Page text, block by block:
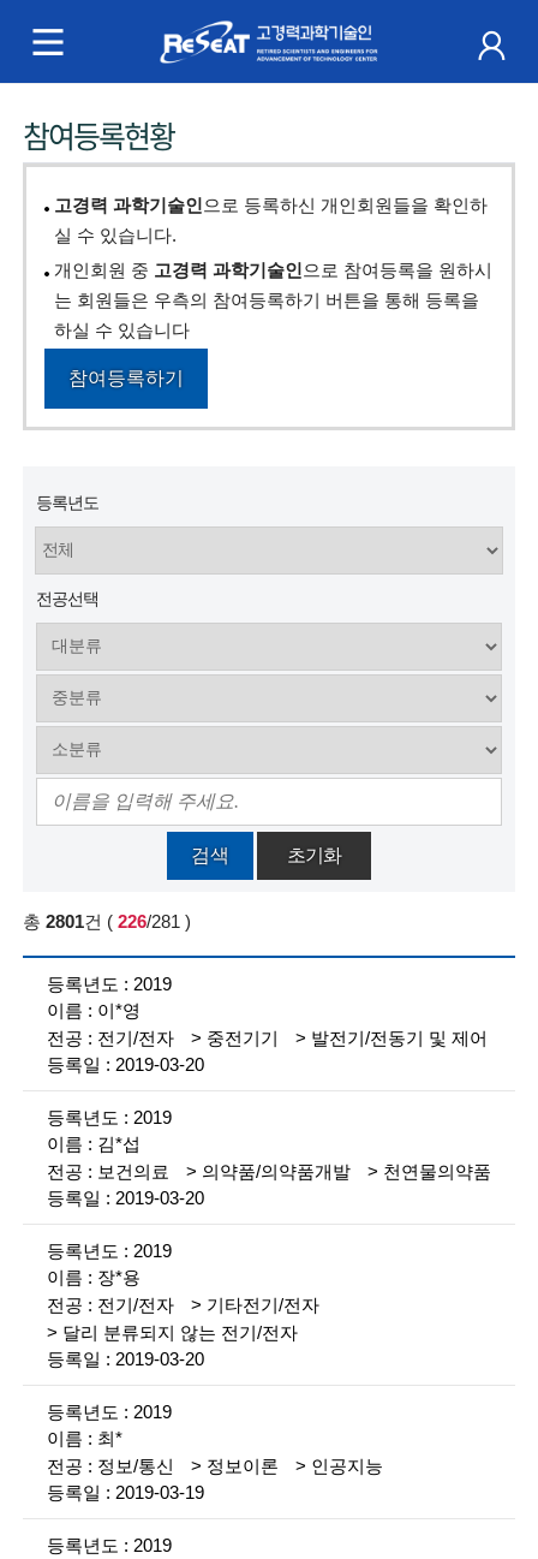
R
e
S
e
a
t
고
경
력
과
기
술
인
(
R
t
r
e
d
c
i
e
n
t
i
s
t
s
a
n
d
e
주
메
참여등록현황
고경력 과학기술인 으로 등록하신 개인회원들을 확인하
실 수 있습니다.
개인회원 중 고경력 과학기술인 으로 참여등록을 원하시
는 회원들은 우측의 참여등록하기 버튼을 통해 등록을
하실 수 있습니다
참여등록하기
등록년도
전공선택
검색 초기화
총 2801건 ( 226/281 )
2019
이*영
전기/전자
중전기기
발전기/전동기 및 제어
2019-03-20
2019
김*섭
보건의료
의약품/의약품개발
천연물의약품
2019-03-20
2019
장*용
전기/전자
기타전기/전자
달리 분류되지 않는 전기/전자
2019-03-20
2019
최*
정보/통신
정보이론
인공지능
2019-03-19
2019